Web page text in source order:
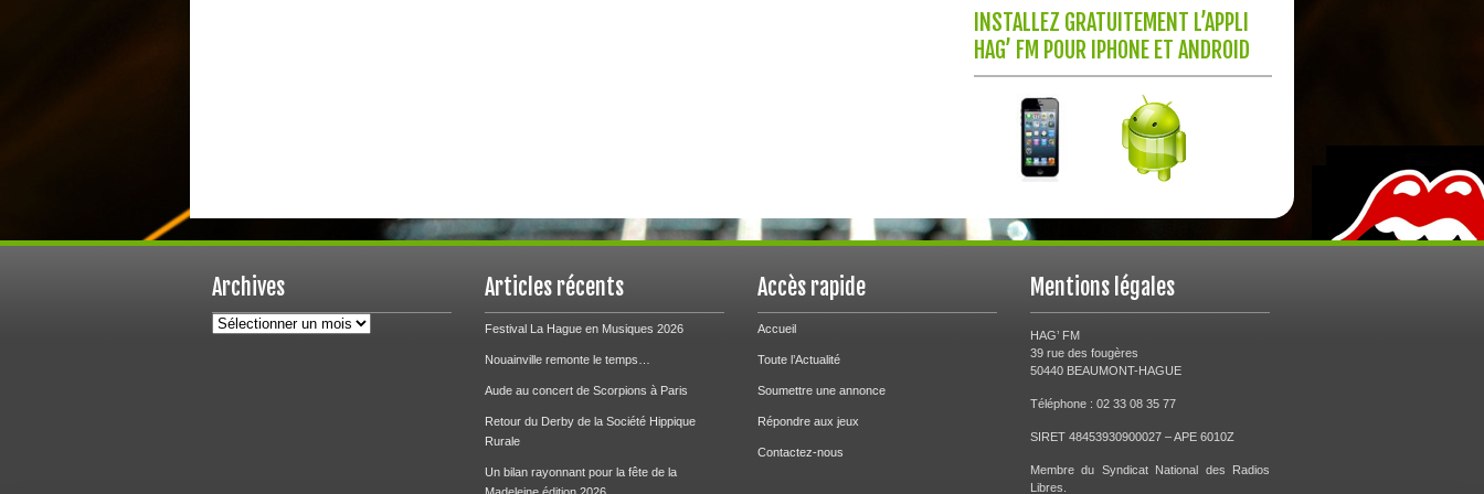
INSTALLEZ GRATUITEMENT L’APPLI
HAG’ FM POUR IPHONE ET ANDROID
Archives
Archives
Articles récents
Festival La Hague en Musiques 2026
Nouainville remonte le temps…
Aude au concert de Scorpions à Paris
Retour du Derby de la Société Hippique
Rurale
Un bilan rayonnant pour la fête de la
Accès rapide
Accueil
Toute l’Actualité
Soumettre une annonce
Répondre aux jeux
Contactez-nous
Mentions légales
HAG’ FM
39 rue des fougères
50440 BEAUMONT-HAGUE
Téléphone : 02 33 08 35 77
SIRET 48453930900027 – APE 6010Z
Membre du Syndicat National des Radios
Libres.